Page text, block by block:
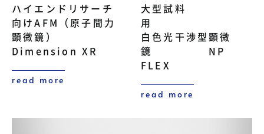
ハイエンドリサーチ
向けAFM（原子間力
顕微鏡）
Dimension XR
read more
大型試料
用
白色光干渉型顕微
鏡 NP
FLEX
read more